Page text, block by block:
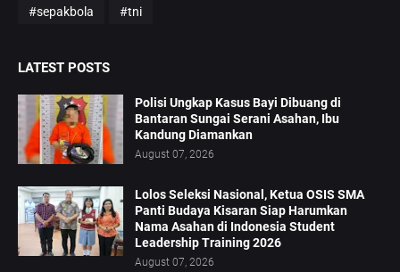
#sepakbola #tni
LATEST POSTS
Polisi Ungkap Kasus Bayi Dibuang di
Bantaran Sungai Serani Asahan, Ibu
Kandung Diamankan
August 07, 2026
Lolos Seleksi Nasional, Ketua OSIS SMA
Panti Budaya Kisaran Siap Harumkan
Nama Asahan di Indonesia Student
Leadership Training 2026
August 07, 2026